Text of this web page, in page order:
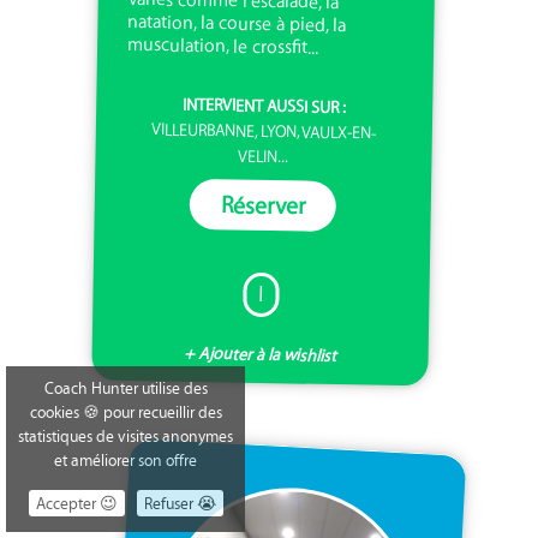
musculation, le crossfit...
INTERVIENT AUSSI SUR :
VILLEURBANNE, LYON, VAULX-EN-
VELIN...
Réserver
I
+ Ajouter à la wishlist
Coach Hunter utilise des
cookies 🍪 pour recueillir des
statistiques de visites anonymes
et améliorer son offre
Accepter 😉
Refuser 😭